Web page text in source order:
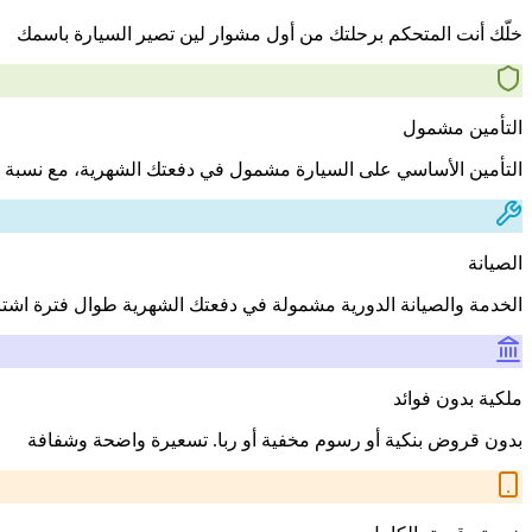
خلّك أنت المتحكم برحلتك من أول مشوار لين تصير السيارة باسمك
التأمين مشمول
التأمين الأساسي على السيارة مشمول في دفعتك الشهرية، مع
الصيانة
الخدمة والصيانة الدورية مشمولة في دفعتك الشهرية طوال فترة
ملكية بدون فوائد
بدون قروض بنكية أو رسوم مخفية أو ربا. تسعيرة واضحة وشفافة